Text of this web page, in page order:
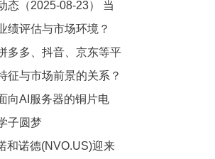
态（2025-08-23） 当
绩评估与市场环境？
多多、抖音、京东等平
征与市场前景的关系？
向AI服务器的铜片电
滤波器等器件已实现大
子圆梦
和诺德(NVO.US)迎来